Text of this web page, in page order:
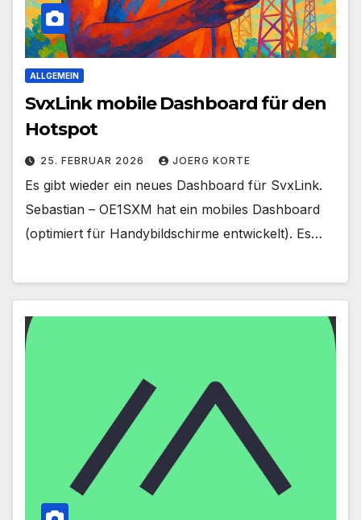
ALLGEMEIN
SvxLink mobile Dashboard für den
Hotspot
25. FEBRUAR 2026 JOERG KORTE
Es gibt wieder ein neues Dashboard für SvxLink.
Sebastian – OE1SXM hat ein mobiles Dashboard
(optimiert für Handybildschirme entwickelt). Es…